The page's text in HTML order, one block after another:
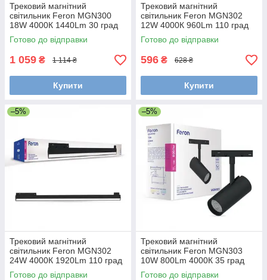
Трековий магнітний
світильник Feron MGN300
18W 4000К 1440Lm 30 град
чорний 328*22*43мм
Готово до відправки
1 059 ₴ 1 114 ₴
Купити
Трековий магнітний
світильник Feron MGN302
12W 4000К 960Lm 110 град
чорний 300*22*43мм
Готово до відправки
596 ₴ 628 ₴
Купити
–5%
Трековий магнітний
світильник Feron MGN302
24W 4000К 1920Lm 110 град
чорний 600*22*43мм
Готово до відправки
–5%
Трековий магнітний
світильник Feron MGN303
10W 800Lm 4000К 35 град
чорний 130*55*145мм
Готово до відправки